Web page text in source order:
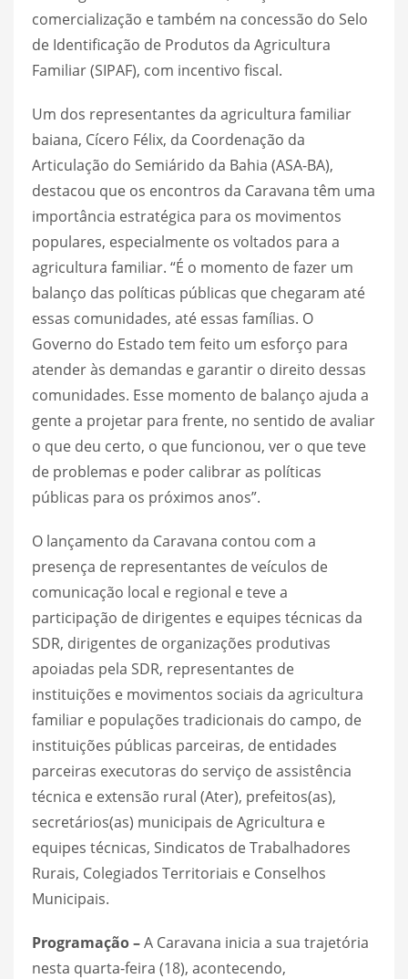
comercialização e também na concessão do Selo
de Identificação de Produtos da Agricultura
Familiar (SIPAF), com incentivo fiscal.
Um dos representantes da agricultura familiar
baiana, Cícero Félix, da Coordenação da
Articulação do Semiárido da Bahia (ASA-BA),
destacou que os encontros da Caravana têm uma
importância estratégica para os movimentos
populares, especialmente os voltados para a
agricultura familiar. “É o momento de fazer um
balanço das políticas públicas que chegaram até
essas comunidades, até essas famílias. O
Governo do Estado tem feito um esforço para
atender às demandas e garantir o direito dessas
comunidades. Esse momento de balanço ajuda a
gente a projetar para frente, no sentido de avaliar
o que deu certo, o que funcionou, ver o que teve
de problemas e poder calibrar as políticas
públicas para os próximos anos”.
O lançamento da Caravana contou com a
presença de representantes de veículos de
comunicação local e regional e teve a
participação de dirigentes e equipes técnicas da
SDR, dirigentes de organizações produtivas
apoiadas pela SDR, representantes de
instituições e movimentos sociais da agricultura
familiar e populações tradicionais do campo, de
instituições públicas parceiras, de entidades
parceiras executoras do serviço de assistência
técnica e extensão rural (Ater), prefeitos(as),
secretários(as) municipais de Agricultura e
equipes técnicas, Sindicatos de Trabalhadores
Rurais, Colegiados Territoriais e Conselhos
Municipais.
Programação –A Caravana inicia a sua trajetória
nesta quarta-feira (18), acontecendo,